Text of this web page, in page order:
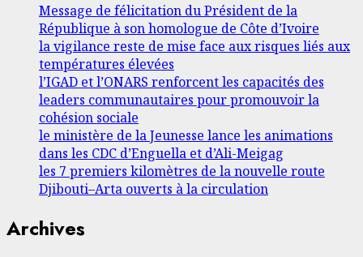
Message de félicitation du Président de la
République à son homologue de Côte d’Ivoire
la vigilance reste de mise face aux risques liés aux
températures élevées
l’IGAD et l’ONARS renforcent les capacités des
leaders communautaires pour promouvoir la
cohésion sociale
le ministère de la Jeunesse lance les animations
dans les CDC d’Enguella et d’Ali-Meigag
les 7 premiers kilomètres de la nouvelle route
Djibouti–Arta ouverts à la circulation
Archives